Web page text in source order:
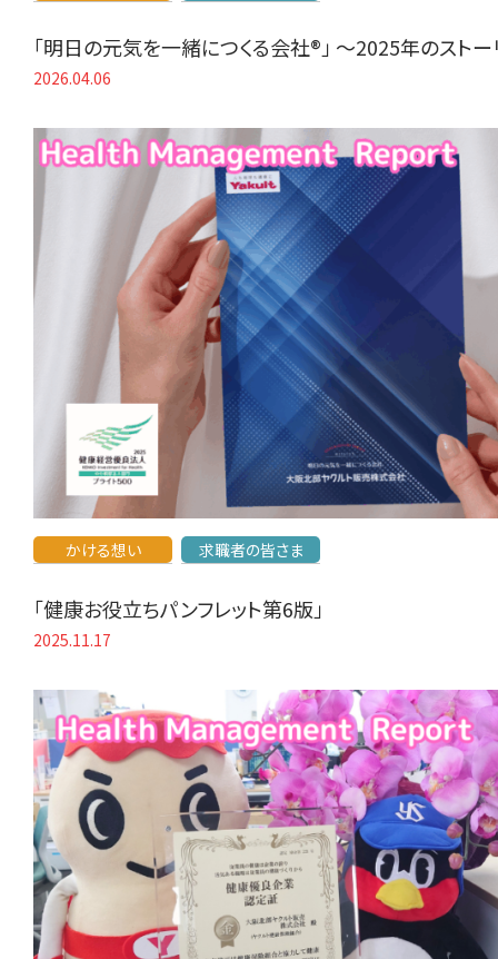
「明日の元気を一緒につくる会社®」 〜2025年のスト
2026.04.06
かける想い 求職者の皆さま
「健康お役立ちパンフレット第6版」
2025.11.17